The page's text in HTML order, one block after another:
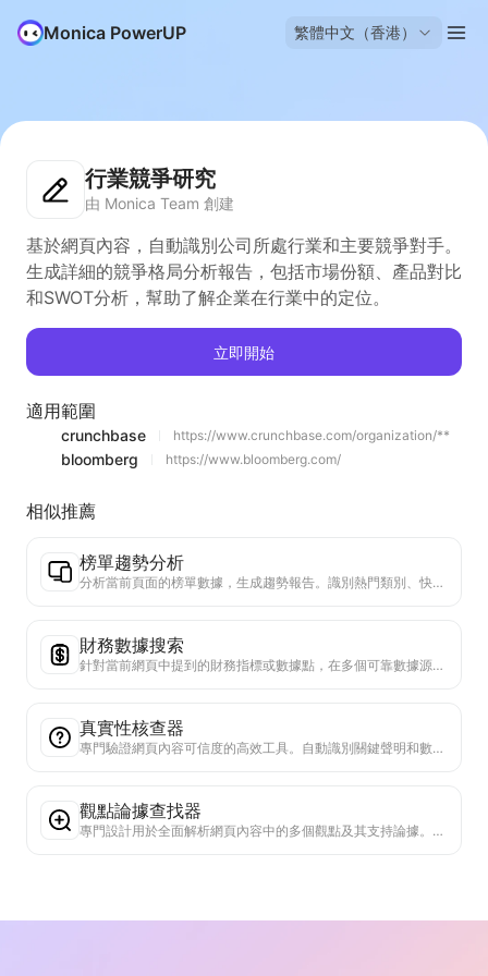
Monica PowerUP 繁體中文（香港）
行業競爭研究
由 Monica Team 創建
基於網頁內容，自動識別公司所處行業和主要競爭對手。
生成詳細的競爭格局分析報告，包括市場份額、產品對比
和SWOT分析，幫助了解企業在行業中的定位。
立即開始
適用範圍
crunchbase https://www.crunchbase.com/organization/**
bloomberg https://www.bloomberg.com/
相似推薦
榜單趨勢分析
分析當前頁面的榜單數據，生成趨勢報告。識別熱門類別、快速上升的產品類型和新興技術。提供即時市場洞察，助你理解最新產品趨勢和市場動向。
財務數據搜索
針對當前網頁中提到的財務指標或數據點，在多個可靠數據源中進行深度搜索。提供歷史數據對比和行業基準，幫助用戶全面理解企業的財務狀況和市場表現。
真實性核查器
專門驗證網頁內容可信度的高效工具。自動識別關鍵聲明和數據，與可靠外部來源交叉檢查。對重要陳述進行可信度評級，提供驗證結果說明和事實來源鏈接。有助於提高資訊素養，防止虛假資訊傳播。
觀點論據查找器
專門設計用於全面解析網頁內容中的多個觀點及其支持論據。它能自動識別主要觀點，精確提取直接和隱含的支持信息，並以結構化方式呈現分析結果。這個工具極大地提高了論證分析的效率和深度，適用於學術研究、政策分析等需要快速把握複雜文本邏輯結構的場景。